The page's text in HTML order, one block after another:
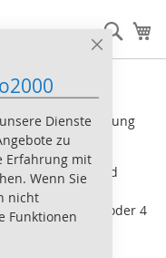
Close
Dienste
zu
Erfahrung mit
Wenn Sie
nicht
Funktionen
und Regelung
konzipiert und
Doser 2 (2.1)
3 oder 4